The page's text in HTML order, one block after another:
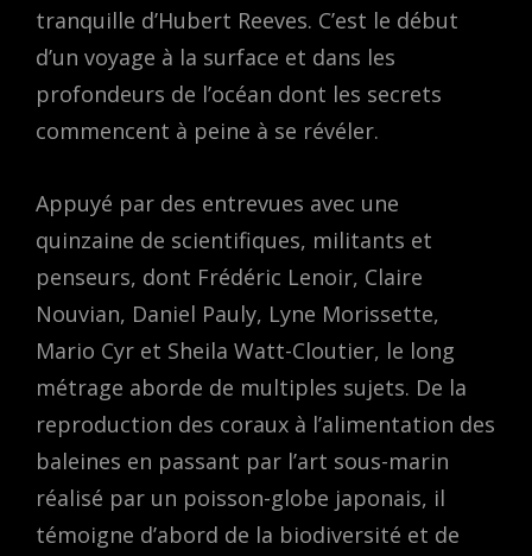
tranquille d’Hubert Reeves. C’est le début
d’un voyage à la surface et dans les
profondeurs de l’océan dont les secrets
commencent à peine à se révéler.
Appuyé par des entrevues avec une
quinzaine de scientifiques, militants et
penseurs, dont Frédéric Lenoir, Claire
Nouvian, Daniel Pauly, Lyne Morissette,
Mario Cyr et Sheila Watt-Cloutier, le long
métrage aborde de multiples sujets. De la
reproduction des coraux à l’alimentation des
baleines en passant par l’art sous-marin
réalisé par un poisson-globe japonais, il
témoigne d’abord de la biodiversité et de